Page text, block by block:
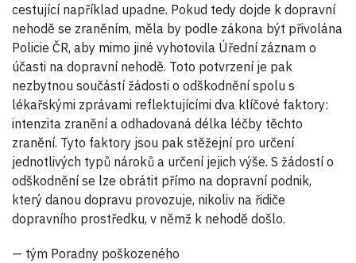
cestující například upadne. Pokud tedy dojde k dopravní
nehodě se zraněním, měla by podle zákona být přivolána
Policie ČR, aby mimo jiné vyhotovila Úřední záznam o
účasti na dopravní nehodě. Toto potvrzení je pak
nezbytnou součástí žádosti o odškodnění spolu s
lékařskými zprávami reflektujícími dva klíčové faktory:
intenzita zranění a odhadovaná délka léčby těchto
zranění. Tyto faktory jsou pak stěžejní pro určení
jednotlivých typů nároků a určení jejich výše. S žádostí o
odškodnění se lze obrátit přímo na dopravní podnik,
který danou dopravu provozuje, nikoliv na řidiče
dopravního prostředku, v němž k nehodě došlo.
— tým Poradny poškozeného